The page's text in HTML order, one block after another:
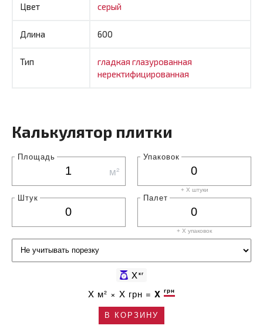
Цвет серый
Длина 600
Тип гладкая глазурованная
неректифицированная
Калькулятор плитки
Площадь
м²
Упаковок
+ X штуки
Штук Палет
+ X упаковок
Xкг
X м² × X грн = X грн
В КОРЗИНУ